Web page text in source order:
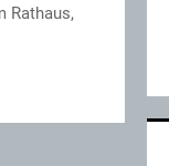
Rathaus,